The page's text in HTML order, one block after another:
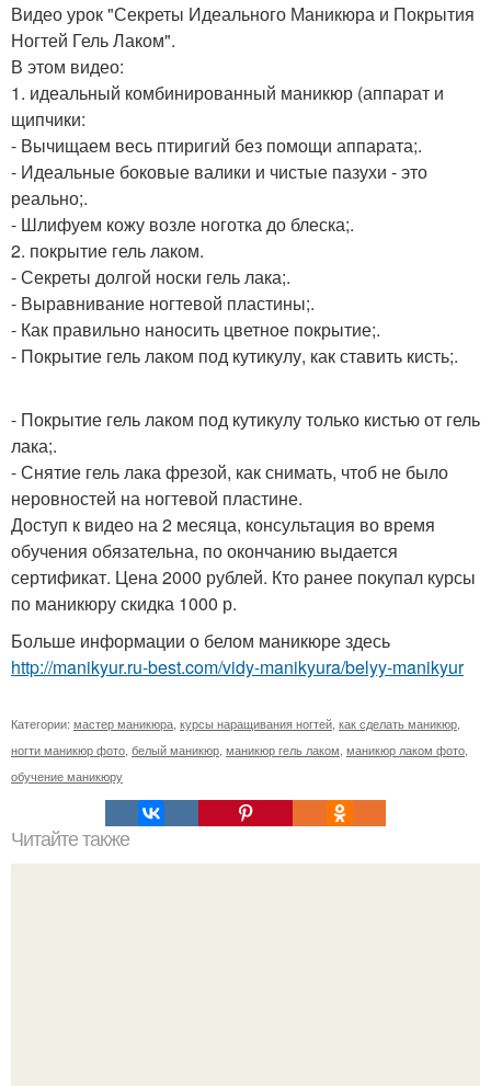
Видео урок "Секреты Идеального Маникюра и Покрытия
Ногтей Гель Лаком".
В этом видео:
1. идеальный комбинированный маникюр (аппарат и
щипчики:
- Вычищаем весь птиригий без помощи аппарата;.
- Идеальные боковые валики и чистые пазухи - это
реально;.
- Шлифуем кожу возле ноготка до блеска;.
2. покрытие гель лаком.
- Секреты долгой носки гель лака;.
- Выравнивание ногтевой пластины;.
- Как правильно наносить цветное покрытие;.
- Покрытие гель лаком под кутикулу, как ставить кисть;.
- Покрытие гель лаком под кутикулу только кистью от гель
лака;.
- Снятие гель лака фрезой, как снимать, чтоб не было
неровностей на ногтевой пластине.
Доступ к видео на 2 месяца, консультация во время
обучения обязательна, по окончанию выдается
сертификат. Цена 2000 рублей. Кто ранее покупал курсы
по маникюру скидка 1000 р.
Больше информации о белом маникюре здесь
http://manikyur.ru-best.com/vidy-manikyura/belyy-manikyur
Категории: мастер маникюра, курсы наращивания ногтей, как сделать маникюр,
ногти маникюр фото, белый маникюр, маникюр гель лаком, маникюр лаком фото,
обучение маникюру
Читайте также